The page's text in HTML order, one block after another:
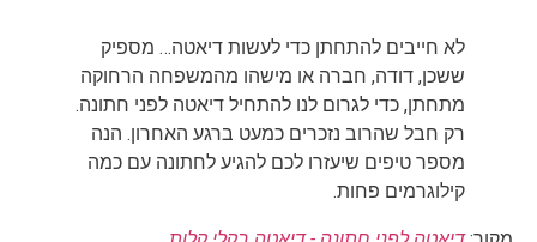
לא חייבים להתחתן כדי לעשות דיאטה… מספיק
ששכן, דודה, חברה או מישהו מהמשפחה הרחוקה
מתחתן, כדי לגרום לנו להתחיל דיאטה לפני חתונה.
רק חבל שהרוב נזכרים כמעט ברגע האחרון. הנה
מספר טיפים שיעזרו לכם להגיע לחתונה עם כמה
קילוגרמים פחות.